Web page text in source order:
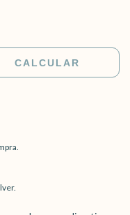
CALCULAR